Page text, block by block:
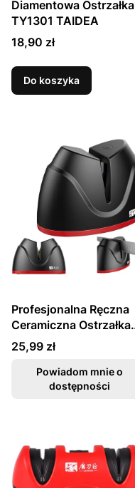
Diamentowa Ostrzałka
TY1301 TAIDEA
Cena
18,90 zł
Do koszyka
Profesjonalna Ręczna
Ceramiczna Ostrzałka
Do Ostrzenia Noży
220/360 TG2001
TAIDEA
Cena
25,99 zł
Powiadom mnie o
dostępności